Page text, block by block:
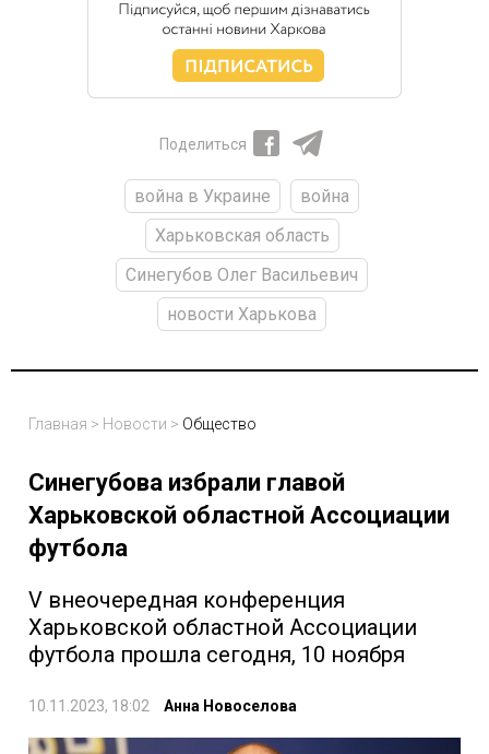
Поделиться
война в Украине
война
Харьковская область
Синегубов Олег Васильевич
новости Харькова
Главная > Новости > Общество
Синегубова избрали главой
Харьковской областной Ассоциации
футбола
V внеочередная конференция
Харьковской областной Ассоциации
футбола прошла сегодня, 10 ноября
10.11.2023, 18:02 Анна Новоселова